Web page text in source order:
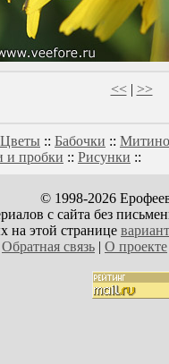
<<| >>
Цветы :: Бабочки :: Митино
и пробки :: Рисунки ::
© 1998-2026
с сайта без
на этой странице
Обратная связь | О проекте